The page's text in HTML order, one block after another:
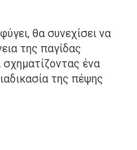
θα συνεχίσει να
της παγίδας
σχηματίζοντας ένα
της πέψης